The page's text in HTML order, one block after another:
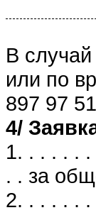
В
или по
897 97
4/
1. . . . . .
. . за
2. . . . . .